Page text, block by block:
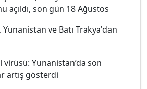
açıldı, son gün 18 Ağustos
ve Batı Trakya'dan
virüsü: Yunanistan’da son
artış gösterdi